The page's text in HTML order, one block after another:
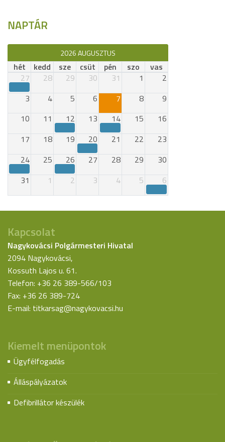
NAPTÁR
2026 AUGUSZTUS
hét kedd sze csüt pén szo
vas
27
28 29 30 31 1
2
3
4 5 6 7 8
9
10
11 12 13 14 15
16
17
18 19 20 21 22
23
24
25 26 27 28 29
30
31
1 2 3 4 5 6
Kapcsolat
Nagykovácsi Polgármesteri Hivatal
2094 Nagykovácsi,
Kossuth Lajos u. 61.
Telefon: +36 26 389-566/103
Fax: +36 26 389-724
E-mail: titkarsag@nagykovacsi.hu
Kiemelt menüpontok
Ügyfélfogadás
Álláspályázatok
Defibrillátor készülék